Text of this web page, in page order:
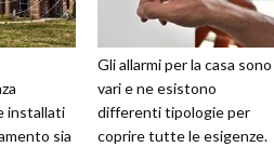
installati
sia
Gli allarmi per la casa sono
vari e ne esistono
differenti tipologie per
coprire tutte le esigenze.